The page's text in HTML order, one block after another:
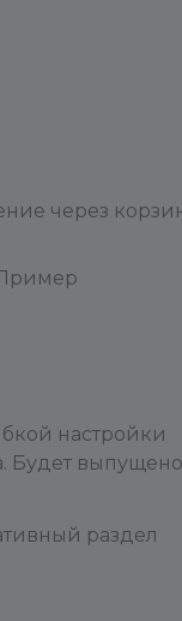
через
настройки
Будет выпущено
раздел